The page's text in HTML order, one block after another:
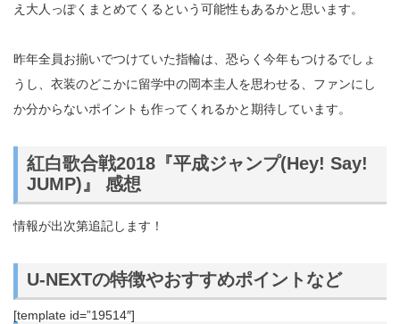
え大人っぽくまとめてくるという可能性もあるかと思います。
昨年全員お揃いでつけていた指輪は、恐らく今年もつけるでしょ
うし、衣装のどこかに留学中の岡本圭人を思わせる、ファンにし
か分からないポイントも作ってくれるかと期待しています。
紅白歌合戦2018『平成ジャンプ(Hey! Say!
JUMP)』 感想
情報が出次第追記します！
U-NEXTの特徴やおすすめポイントなど
[template id=”19514″]